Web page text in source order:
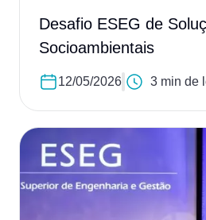
Desafio ESEG de
Socioambientais
12/05/2026 3 min de